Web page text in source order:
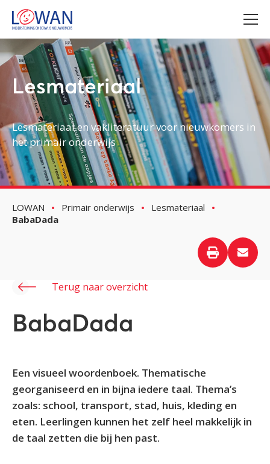
Lesmateriaal
Lesmateriaal en vakliteratuur voor nieuwkomers in
het primair onderwijs
LOWAN Primair onderwijs
Lesmateriaal
BabaDada
Terug naar overzicht
BabaDada
Een visueel woordenboek. Thematische
georganiseerd en in bijna iedere taal. Thema’s
zoals: school, transport, stad, huis, kleding en
eten. Leerlingen kunnen het zelf heel makkelijk in
de taal zetten die bij hen past.